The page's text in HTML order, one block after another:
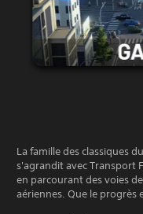
La famille des classiques
s'agrandit avec Transport
en parcourant des voies
aériennes. Que le